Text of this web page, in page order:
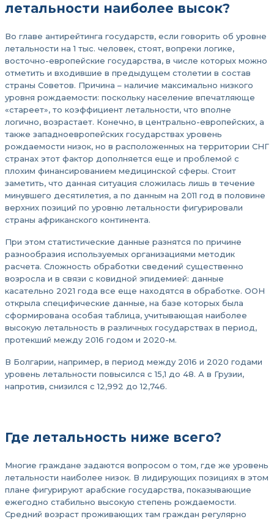
летальности наиболее высок?
Во главе антирейтинга государств, если говорить об уровне
летальности на 1 тыс. человек, стоят, вопреки логике,
восточно-европейские государства, в числе которых можно
отметить и входившие в предыдущем столетии в состав
страны Советов. Причина – наличие максимально низкого
уровня рождаемости: поскольку население впечатляюще
«стареет», то коэффициент летальности, что вполне
логично, возрастает. Конечно, в центрально-европейских, а
также западноевропейских государствах уровень
рождаемости низок, но в расположенных на территории СНГ
странах этот фактор дополняется еще и проблемой с
плохим финансированием медицинской сферы. Стоит
заметить, что данная ситуация сложилась лишь в течение
минувшего десятилетия, а по данным на 2011 год в половине
верхних позиций по уровню летальности фигурировали
страны африканского континента.
При этом статистические данные разнятся по причине
разнообразия используемых организациями методик
расчета. Сложность обработки сведений существенно
возросла и в связи с ковидной эпидемией: данные
касательно 2021 года все еще находятся в обработке. ООН
открыла специфические данные, на базе которых была
сформирована особая таблица, учитывающая наиболее
высокую летальность в различных государствах в период,
протекший между 2016 годом и 2020-м.
В Болгарии, например, в период между 2016 и 2020 годами
уровень летальности повысился с 15,1 до 48. А в Грузии,
напротив, снизился с 12,992 до 12,746.
Где летальность ниже всего?
Многие граждане задаются вопросом о том, где же уровень
летальности наиболее низок. В лидирующих позициях в этом
плане фигурируют арабские государства, показывающие
ежегодно стабильно высокую степень рождаемости.
Средний возраст проживающих там граждан регулярно